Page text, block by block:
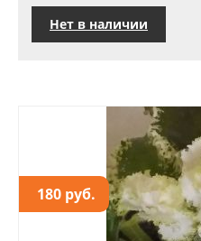
Нет в наличии
180 руб.